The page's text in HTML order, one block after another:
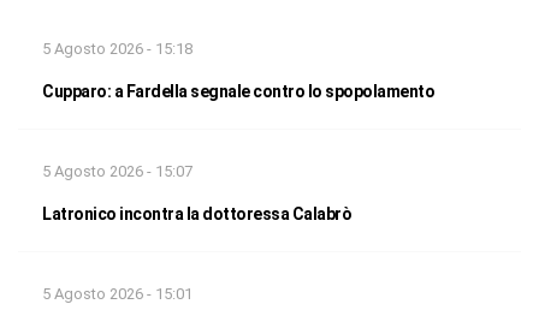
5 Agosto 2026 - 15:18
Cupparo: a Fardella segnale contro lo spopolamento
5 Agosto 2026 - 15:07
Latronico incontra la dottoressa Calabrò
5 Agosto 2026 - 15:01